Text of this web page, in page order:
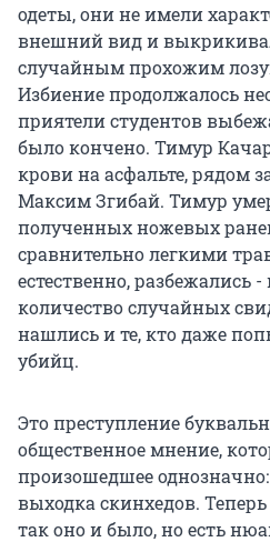
одеты, они не имели
внешний вид и
случайным прохожим
Избиение продолжалось
приятели студентов
было кончено. Тимур
крови на асфальте, рядом
Максим Згибай. Тимур
полученных ножевых
сравнительно легкими
естественно, разбежались
количество случайных
нашлись и те, кто даже
убийц.
Это преступление
общественное мнение,
произошедшее
выходка скинхедов.
так оно и было, но есть